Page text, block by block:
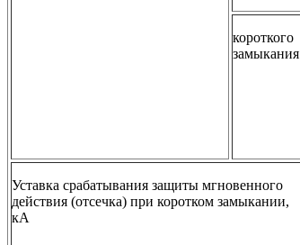
короткого
замыкания
Уставка срабатывания защиты мгновенного
действия (отсечка) при коротком замыкании,
кА